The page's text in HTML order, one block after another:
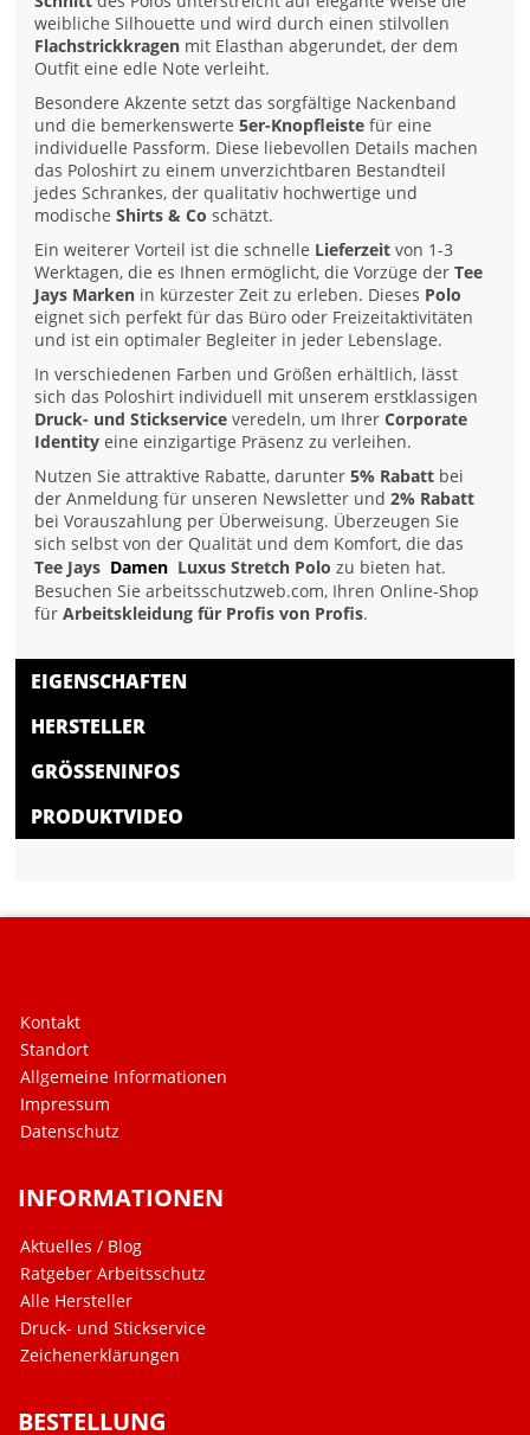
weibliche Silhouette und wird durch einen stilvollen
Flachstrickkragen mit Elasthan abgerundet, der dem
Outfit eine edle Note verleiht.
Besondere Akzente setzt das sorgfältige Nackenband
und die bemerkenswerte5er-Knopfleiste für eine
individuelle Passform. Diese liebevollen Details machen
das Poloshirt zu einem unverzichtbaren Bestandteil
jedes Schrankes, der qualitativ hochwertige und
modischeShirts & Co schätzt.
Ein weiterer Vorteil ist die schnelle Lieferzeit von 1-3
Werktagen, die es Ihnen ermöglicht, die Vorzüge derTee
Jays Marken in kürzester Zeit zu erleben. Dieses Polo
eignet sich perfekt für das Büro oder Freizeitaktivitäten
und ist ein optimaler Begleiter in jeder Lebenslage.
In verschiedenen Farben und Größen erhältlich, lässt
sich das Poloshirt individuell mit unserem erstklassigen
Druck- und Stickservice veredeln, um IhrerCorporate
Identity eine einzigartige Präsenz zu verleihen.
Nutzen Sie attraktive Rabatte, darunter5% Rabatt bei
der Anmeldung für unseren Newsletter und2% Rabatt
bei Vorauszahlung per Überweisung. Überzeugen Sie
sich selbst von der Qualität und dem Komfort, die das
Tee Jays Damen Luxus Stretch Polo zu bieten hat.
Besuchen Sie arbeitsschutzweb.com, Ihren Online-Shop
fürArbeitskleidung für Profis von Profis.
EIGENSCHAFTEN
HERSTELLER
GRÖSSENINFOS
PRODUKTVIDEO
Kontakt
Standort
Allgemeine Informationen
Impressum
Datenschutz
INFORMATIONEN
Aktuelles / Blog
Ratgeber Arbeitsschutz
Alle Hersteller
Druck- und Stickservice
Zeichenerklärungen
BESTELLUNG